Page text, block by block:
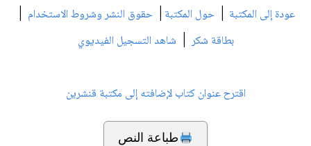
عودة إلى المكتبة | حول المكتبة | حقوق النشر وشروط الاستخدام |
بطاقة شكر| شاهد التسجيل الفيديوي
اقترح عنوان كتاب لإضافته إلى مكتبة قنشرين
طباعة النص